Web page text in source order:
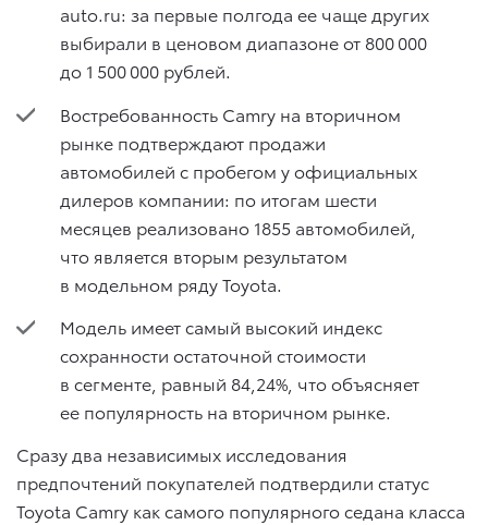
auto.ru: за первые полгода ее чаще других
выбирали в ценовом диапазоне от 800 000
до 1 500 000 рублей.
Востребованность Camry на вторичном
рынке подтверждают продажи
автомобилей с пробегом у официальных
дилеров компании: по итогам шести
месяцев реализовано 1855 автомобилей,
что является вторым результатом
в модельном ряду Toyota.
Модель имеет самый высокий индекс
сохранности остаточной стоимости
в сегменте, равный 84,24%, что объясняет
ее популярность на вторичном рынке.
Сразу два независимых исследования
предпочтений покупателей подтвердили статус
Toyota Camry как самого популярного седана класса